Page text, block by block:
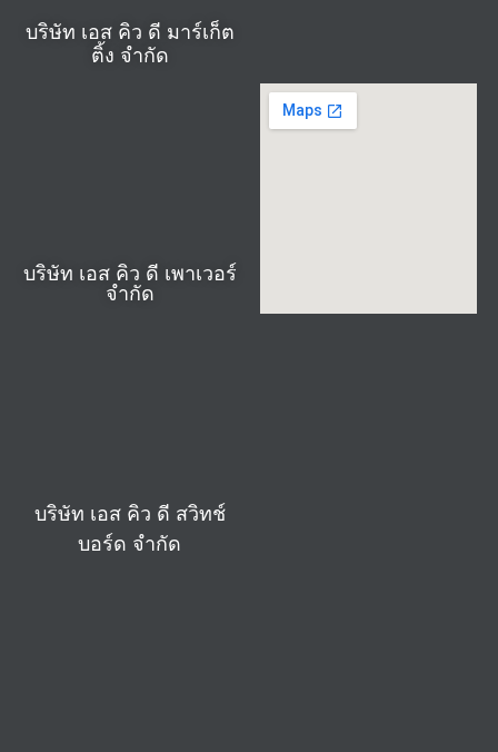
บริษัท เอส คิว ดี มาร์เก็ต
ติ้ง จำกัด
บริษัท เอส คิว ดี เพาเวอร์
จำกัด
บริษัท เอส คิว ดี สวิทช์
บอร์ด จำกัด